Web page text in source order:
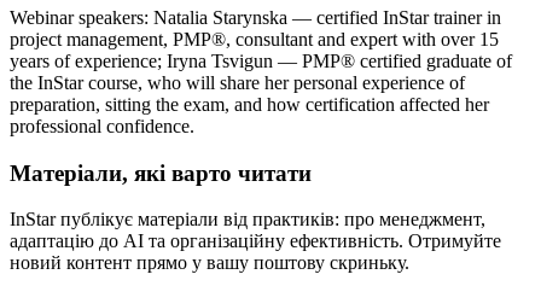
Webinar speakers: Natalia Starynska — certified InStar trainer in
project management, PMP®, consultant and expert with over 15
years of experience; Iryna Tsvigun — PMP® certified graduate of
the InStar course, who will share her personal experience of
preparation, sitting the exam, and how certification affected her
professional confidence.
Матеріали, які варто читати
InStar публікує матеріали від практиків: про менеджмент,
адаптацію до AI та організаційну ефективність. Отримуйте
новий контент прямо у вашу поштову скриньку.